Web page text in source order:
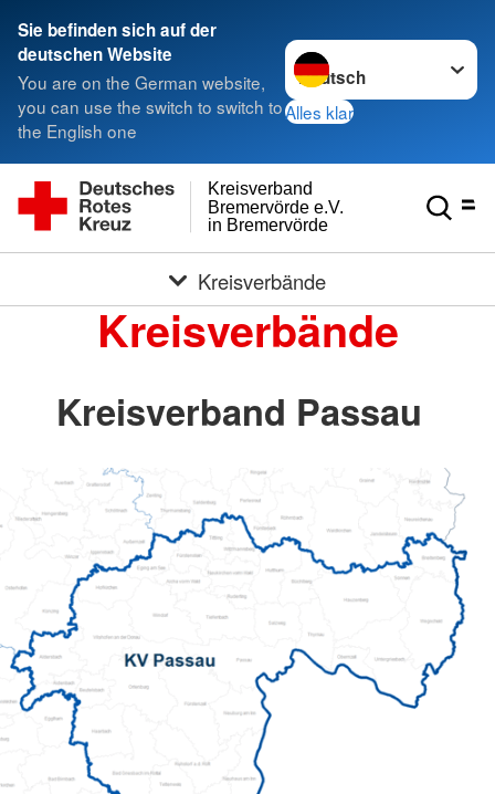
Sie befinden sich auf der
deutschen Website
You are on the German website,
you can use the switch to switch to
the English one
Sprache wechseln zu
Alles klar
in Bremervörde
Bremervörde e.V.
Kreisverband
Kreisverbände
Kreisverbände
Kreisverband Passau